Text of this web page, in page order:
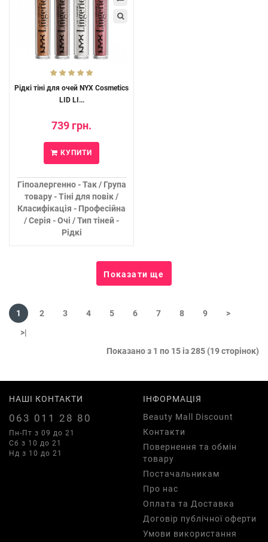
Рідкі тіні для очей NYX Cosmetics
LID LI...
739 грн.
КУПИТИ
Гіпоалергенно - Так / Група
товару - Тіні для повік /
Класифікація - Професійна
/ Серія - Очі / Тип тіней -
Рідкі
Показати ще
1 2 3 4 5 6 7 8 9
>
>|
Показано з 1 по 15 із 285 (19 сторінок)
НАШІ КОНТАКТИ
063 011 28 80
Пн-Пт з 09 до 21
Сб з 10 до 21
Нд з 10 до 21
ІНФОРМАЦІЯ
Beauty Mall Discount
Контакти
Повернення та обмін
товару
Постачальникам
Про нас
Оплата та Доставка
Договір публічної оферти
Умови використання